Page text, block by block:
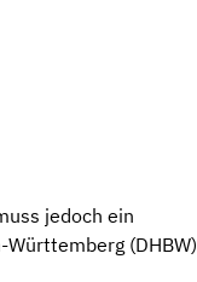
jedoch ein
(DHBW)